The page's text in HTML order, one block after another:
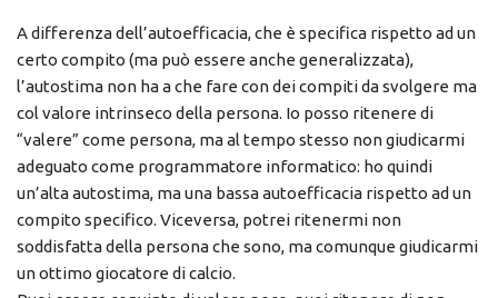
A differenza dell’autoefficacia, che è specifica rispetto ad un
certo compito (ma può essere anche generalizzata),
l’autostima non ha a che fare con dei compiti da svolgere ma
col valore intrinseco della persona. Io posso ritenere di
“valere” come persona, ma al tempo stesso non giudicarmi
adeguato come programmatore informatico: ho quindi
un’alta autostima, ma una bassa autoefficacia rispetto ad un
compito specifico. Viceversa, potrei ritenermi non
soddisfatta della persona che sono, ma comunque giudicarmi
un ottimo giocatore di calcio.